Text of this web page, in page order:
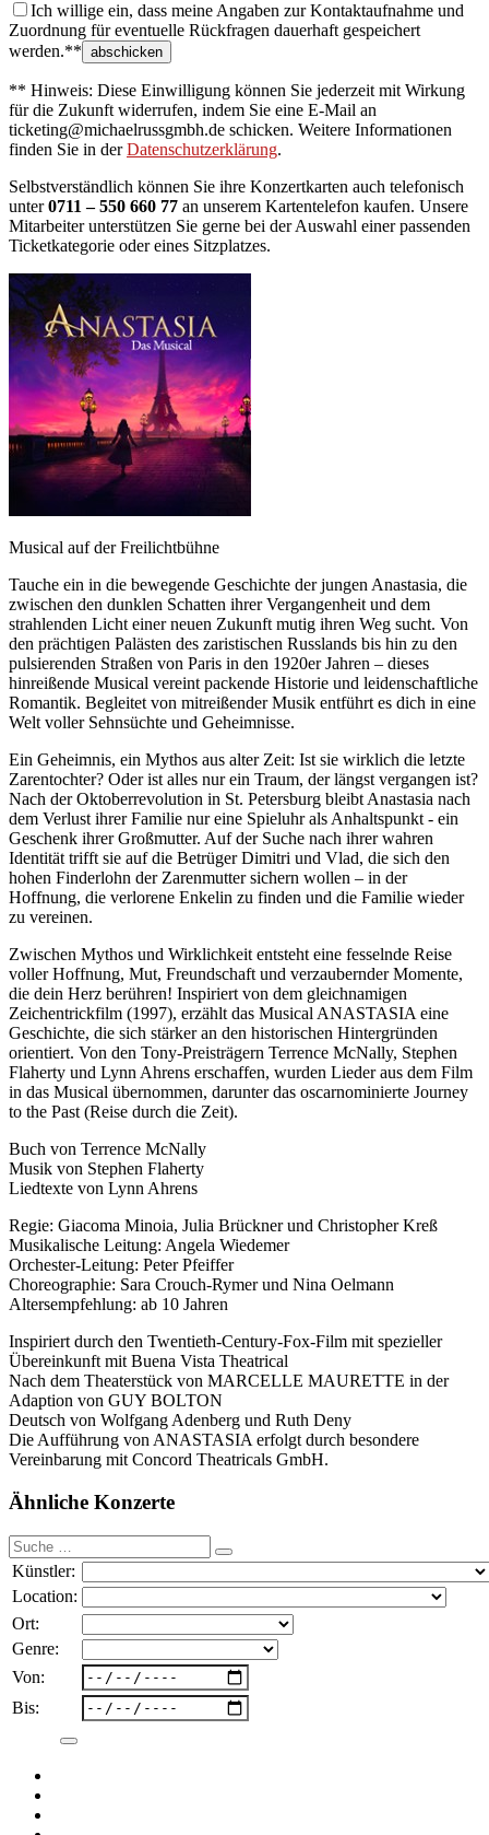
Ich willige ein, dass meine Angaben zur Kontaktaufnahme und
Zuordnung für eventuelle Rückfragen dauerhaft gespeichert
werden.**
** Hinweis: Diese Einwilligung können Sie jederzeit mit Wirkung
für die Zukunft widerrufen, indem Sie eine E-Mail an
ticketing@michaelrussgmbh.de schicken. Weitere Informationen
finden Sie in derDatenschutzerklärung.
Selbstverständlich können Sie ihre Konzertkarten auch telefonisch
unter0711 – 550 660 77 an unserem Kartentelefon kaufen. Unsere
Mitarbeiter unterstützen Sie gerne bei der Auswahl einer passenden
Ticketkategorie oder eines Sitzplatzes.
Musical auf der Freilichtbühne
Tauche ein in die bewegende Geschichte der jungen Anastasia, die
zwischen den dunklen Schatten ihrer Vergangenheit und dem
strahlenden Licht einer neuen Zukunft mutig ihren Weg sucht. Von
den prächtigen Palästen des zaristischen Russlands bis hin zu den
pulsierenden Straßen von Paris in den 1920er Jahren – dieses
hinreißende Musical vereint packende Historie und leidenschaftliche
Romantik. Begleitet von mitreißender Musik entführt es dich in eine
Welt voller Sehnsüchte und Geheimnisse.
Ein Geheimnis, ein Mythos aus alter Zeit: Ist sie wirklich die letzte
Zarentochter? Oder ist alles nur ein Traum, der längst vergangen ist?
Nach der Oktoberrevolution in St. Petersburg bleibt Anastasia nach
dem Verlust ihrer Familie nur eine Spieluhr als Anhaltspunkt - ein
Geschenk ihrer Großmutter. Auf der Suche nach ihrer wahren
Identität trifft sie auf die Betrüger Dimitri und Vlad, die sich den
hohen Finderlohn der Zarenmutter sichern wollen – in der
Hoffnung, die verlorene Enkelin zu finden und die Familie wieder
zu vereinen.
Zwischen Mythos und Wirklichkeit entsteht eine fesselnde Reise
voller Hoffnung, Mut, Freundschaft und verzaubernder Momente,
die dein Herz berühren! Inspiriert von dem gleichnamigen
Zeichentrickfilm (1997), erzählt das Musical ANASTASIA eine
Geschichte, die sich stärker an den historischen Hintergründen
orientiert. Von den Tony-Preisträgern Terrence McNally, Stephen
Flaherty und Lynn Ahrens erschaffen, wurden Lieder aus dem Film
in das Musical übernommen, darunter das oscarnominierte Journey
to the Past (Reise durch die Zeit).
Buch von Terrence McNally
Musik von Stephen Flaherty
Liedtexte von Lynn Ahrens
Regie: Giacoma Minoia, Julia Brückner und Christopher Kreß
Musikalische Leitung: Angela Wiedemer
Orchester-Leitung: Peter Pfeiffer
Choreographie: Sara Crouch-Rymer und Nina Oelmann
Altersempfehlung: ab 10 Jahren
Inspiriert durch den Twentieth-Century-Fox-Film mit spezieller
Übereinkunft mit Buena Vista Theatrical
Nach dem Theaterstück von MARCELLE MAURETTE in der
Adaption von GUY BOLTON
Deutsch von Wolfgang Adenberg und Ruth Deny
Die Aufführung von ANASTASIA erfolgt durch besondere
Vereinbarung mit Concord Theatricals GmbH.
Ähnliche Konzerte
Suche
nach:
Künstler:
Location:
Ort:
Genre:
Von:
Bis: